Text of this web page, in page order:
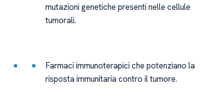
mutazioni genetiche presenti nelle cellule
tumorali.
Farmaci immunoterapici che potenziano la
risposta immunitaria contro il tumore.